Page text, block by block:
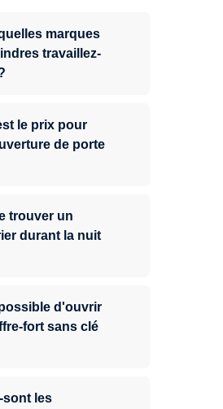
marques
travaillez-
le prix pour
de porte
trouver un
durant la nuit
d'ouvrir
fort sans clé
sont les